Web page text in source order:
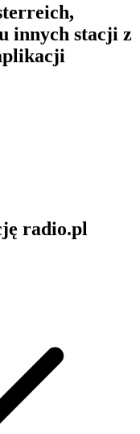
innych stacji z
radio.pl